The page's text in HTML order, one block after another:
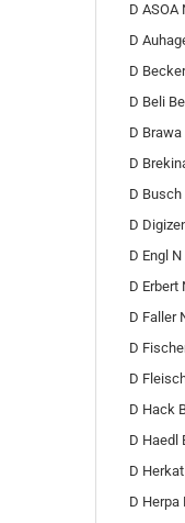
D ASOA
D
D
D Beli
D Brawa
D
D Busch
D
D Engl N
D Erbert
D Faller
D
D
D Hack
D Haedl
D
D Herpa